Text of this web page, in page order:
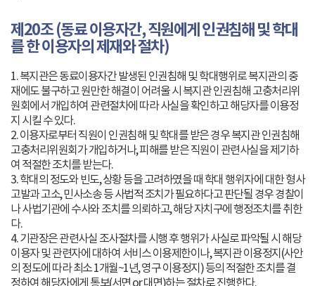
제20조 (동료 이용자간, 직원에게 인권침해 및 학대
를 한 이용자의 제재와 절차)
1. 복지관은 동료이용자간 발생된 인권침해 및 학대행위로 복지관의 중
재에도 불구하고 원만한 해결이 어려울 시 복지관 인권침해 고충처리위
원회에서 개입하여 관련절차에 따라 사실을 확인하고 해당자를 이용정
지 시킬 수 있다.
2. 이용자로부터 직원이 인권침해 및 학대를 받은 경우 복지관 인권침해
고충처리위원회가 개입하거나, 피해를 받은 직원이 관련사실을 제기하
여 적절한 조치를 받는다.
3. 학대의 정도와 빈도, 상황 등을 고려하였을 때 학대 행위자에 대한 형사
고발과 고소, 민사소송 등 사법적 조치가 필요하다고 판단될 경우 경찰이
나 사법기관에 수사와 조치를 의뢰하고, 해당 자치구에 행정조치를 취한
다.
4. 기관장은 관련사실 조사절차를 시행 후 행위가 사실로 파악될 시 해당
이용자 및 관련자에 대하여 서비스 이용제한이나, 복지관 이용정지(사안
의 정도에 따라 최소 1개월~1년, 영구 이용정지) 등의 적절한 조치를 결
정하여 해당자에게 통보(서면 or 대면)하는 절차로 진행한다.